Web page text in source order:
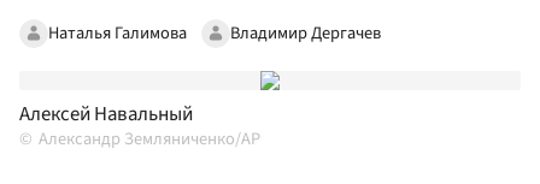
Наталья Галимова Владимир Дергачев
Алексей Навальный
Александр Земляниченко/AP